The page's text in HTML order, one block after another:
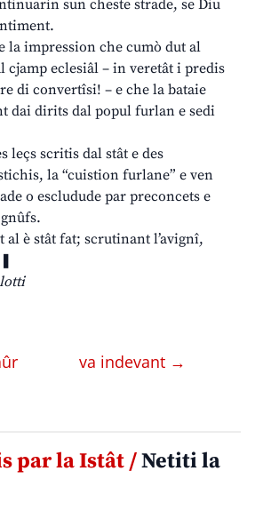
sun cheste strade, se Diu
la impression che cumò dut al
cjamp eclesiâl – in veretât i predis
di convertîsi! – e che la bataie
dai dirits dal popul furlan e sedi
leçs scritis dal stât e des
la “cuistion furlane” e ven
o escludude par preconcets e
al è stât fat; scrutinant l’avignî,
va indevant →
par la Istât /Netiti la